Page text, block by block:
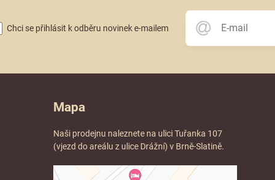
Chci se přihlásit k odběru novinek e-mailem
Mapa
Naši prodejnu naleznete na ulici Tuřanka 107
(vjezd do areálu z ulice Drážní) v Brně-Slatině.